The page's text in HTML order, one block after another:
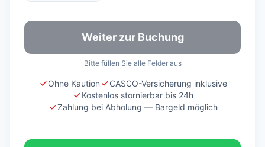
Weiter zur Buchung
Bitte füllen Sie alle Felder aus
Ohne Kaution
CASCO-Versicherung inklusive
Kostenlos stornierbar bis 24h
Zahlung bei Abholung — Bargeld möglich